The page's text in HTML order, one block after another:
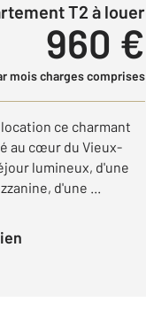
T2 à louer
960 €
mois charges comprises
ce charmant
au cœur du Vieux-
lumineux, d'une
d'une ...